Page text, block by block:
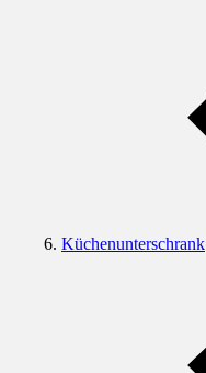
Küchenunterschrank